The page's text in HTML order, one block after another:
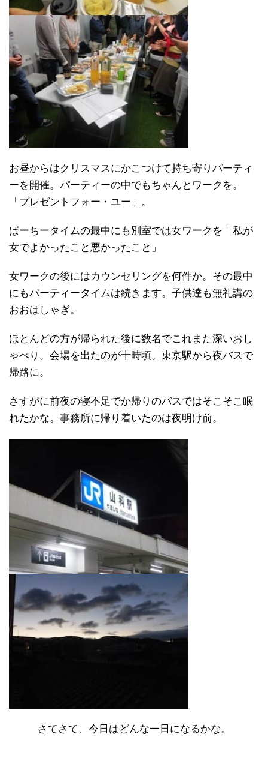
お昼からはクリスマスにかこつけて持ち寄りパーティ
ーを開催。パーティーの中でもちゃんとワークを。
「プレゼントフォー・ユー」。
ぱーちータイムの最中にも別室では女ワークを「私が
女でよかったこと悪かったこと」
女ワークの後にはカウンセリングを何件か。その最中
にもパーティータイムは続きます。子供達も無礼講の
おおはしゃぎ。
ほとんどの方が帰られた後に数名でこれまた深いおし
ゃべり。会場を出たのが十時頃。東京駅から夜バスで
帰路に。
さすがに前夜の寝不足でか帰りのバスではそこそこ眠
れたかな。事務所に帰り着いたのは夜明け前。
さてさて、今日はどんな一日になるかな。